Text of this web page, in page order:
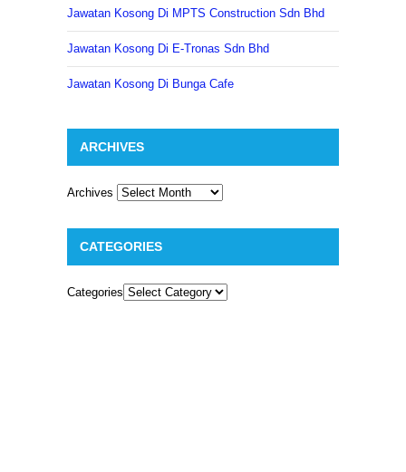
Jawatan Kosong Di MPTS Construction Sdn Bhd
Jawatan Kosong Di E-Tronas Sdn Bhd
Jawatan Kosong Di Bunga Cafe
ARCHIVES
Archives
CATEGORIES
Categories